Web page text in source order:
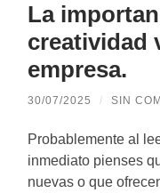
La
creatividad
empresa.
30/07/2025 / SIN
Probablemente al
inmediato pienses
nuevas o que